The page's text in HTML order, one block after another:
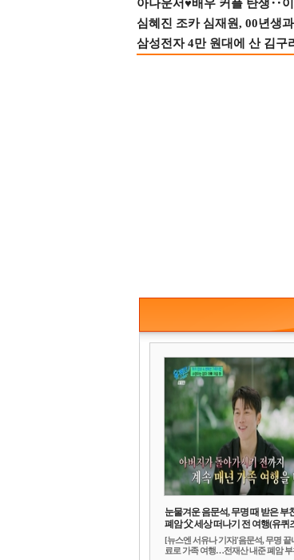
아나운서♥배우 커플 탄생‥
심혜진 조카 심재원, 00년생
삼성전자 4만 원대에 산 김구
눈물겨운 음문석, 무명 때 받은
폐암 父 세상 떠나기 전 여행(유퀴
[뉴스엔 서유나 기자]'음문석, 무명 끝
료로 가족 여행…전재산 내준 폐암 부